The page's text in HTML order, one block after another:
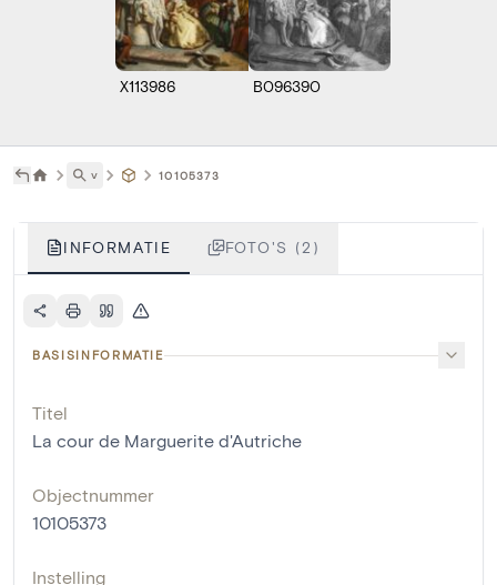
X113986 B096390
˅ 10105373
INFORMATIE FOTO'S (2)
BASISINFORMATIE
Titel
La cour de Marguerite d'Autriche
Objectnummer
10105373
Instelling